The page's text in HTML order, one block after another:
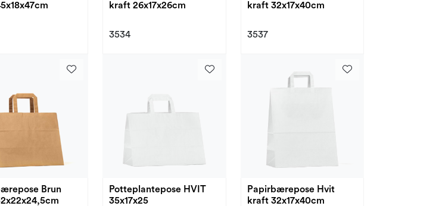
kraft 26x17x26cm
3534
kraft 32x17x40cm
3537
Brun
Potteplantepose HVIT
35x17x25
Papirbærepose Hvit
kraft 32x17x40cm